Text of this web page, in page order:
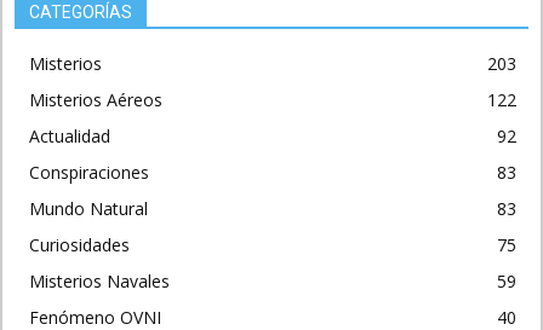
CATEGORÍAS
Misterios
203
Misterios Aéreos
122
Actualidad
92
Conspiraciones
83
Mundo Natural
83
Curiosidades
75
Misterios Navales
59
Fenómeno OVNI
40